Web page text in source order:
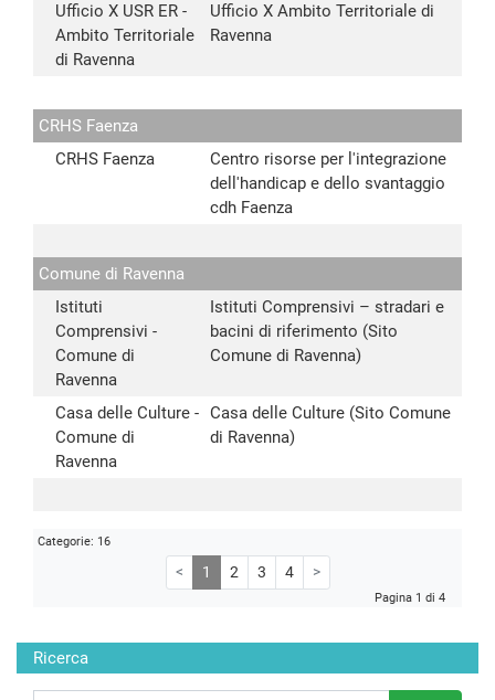
Ricerca
Ufficio X USR ER -
Ambito Territoriale
di Ravenna
Ufficio X Ambito Territoriale di
Ravenna
CRHS Faenza
CRHS Faenza
Centro risorse per l'integrazione
dell'handicap e dello svantaggio
cdh Faenza
Comune di Ravenna
Istituti
Comprensivi -
Comune di
Ravenna
Istituti Comprensivi – stradari e
bacini di riferimento (Sito
Comune di Ravenna)
Casa delle Culture -
Comune di
Ravenna
Casa delle Culture (Sito Comune
di Ravenna)
Categorie: 16
< 1 2 3 4 >
Pagina 1 di 4